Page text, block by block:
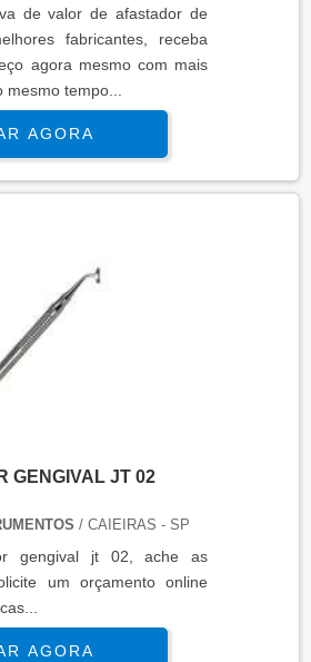
de valor de afastador de
fabricantes, receba
agora mesmo com mais
mesmo tempo...
AGORA
GENGIVAL JT 02
/ CAIEIRAS - SP
gengival jt 02, ache as
um orçamento online
AGORA